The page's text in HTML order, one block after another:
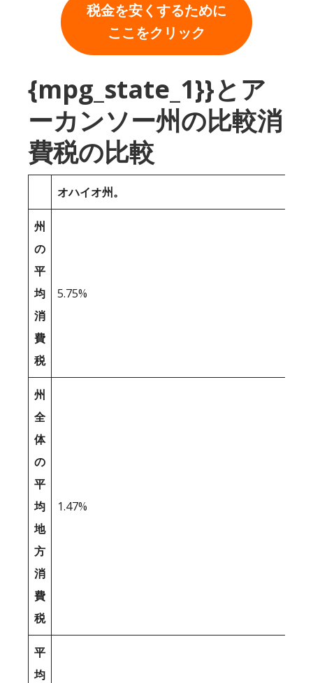
税金を安くするために
ここをクリック
{mpg_state_1}}とア
ーカンソー州の比較消
費税の比較
オハイオ州。
州
の
平
均
消
費
税
5.75%
州
全
体
の
平
均
地
方
消
費
税
1.47%
平
均